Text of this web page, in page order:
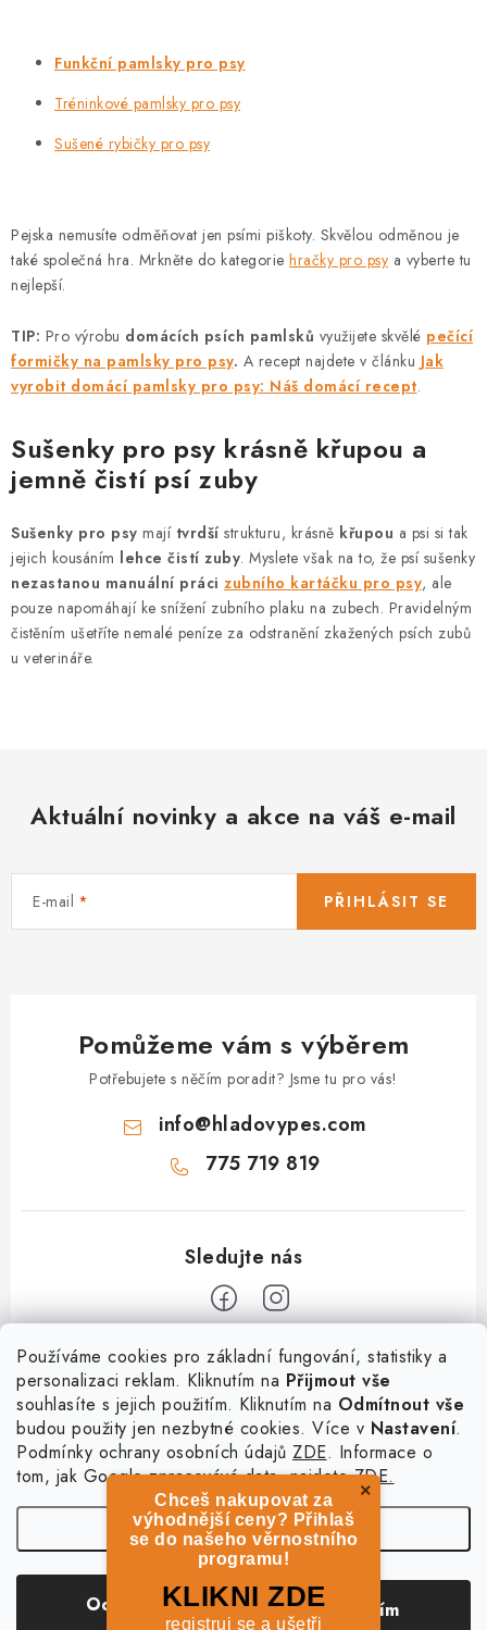
Používáme cookies pro základní fungování, statistiky a
personalizaci reklam. Kliknutím na Přijmout vše
souhlasíte s jejich použitím. Kliknutím na Odmítnout vše
budou použity jen nezbytné cookies. Více v Nastavení.
Podmínky ochrany osobních údajů ZDE. Informace o
tom, jak Google zpracovává data, najdeteZDE.
Nastavení
Odmítnout Souhlasím
Funkční pamlsky pro psy
Tréninkové pamlsky pro psy
Sušené rybičky pro psy
Pejska nemusíte odměňovat jen psími piškoty. Skvělou odměnou je
také společná hra. Mrkněte do kategorie hračky pro psy a vyberte tu
nejlepší.
TIP: Pro výrobu domácích psích pamlsků využijete skvělé pečící
formičky na pamlsky pro psy. A recept najdete v článku Jak
vyrobit domácí pamlsky pro psy: Náš domácí recept.
Sušenky pro psy krásně křupou a
jemně čistí psí zuby
Sušenky pro psy mají tvrdší strukturu, krásně křupou a psi si tak
jejich kousáním lehce čistí zuby. Myslete však na to, že psí sušenky
nezastanou manuální práci zubního kartáčku pro psy, ale
pouze napomáhají ke snížení zubního plaku na zubech. Pravidelným
čistěním ušetříte nemalé peníze za odstranění zkažených psích zubů
u veterináře.
Aktuální novinky a akce na váš e-mail
E-mail PŘIHLÁSIT SE
Pomůžeme vám s výběrem
Potřebujete s něčím poradit? Jsme tu pro vás!
info@hladovypes.com
775 719 819
Informace
O nás
Kontakty
Výměna, vrácení a reklamace
Podmínky ochrany osobních údajů
Služby
PetExpert - pojištění psů
Pujčení paddleboardu a psí plovací vesty
Osobní odběr zboží - PRODEJNA
hladovypes.com. Všechna práva vyhrazena. Upravit nastavení
cookies
×
Chceš nakupovat za
výhodnější ceny? Přihlaš
se do našeho věrnostního
programu!
KLIKNI ZDE
registruj se a ušetři